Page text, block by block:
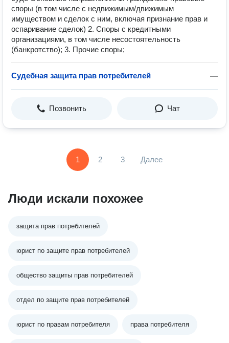
споры (в том числе с недвижимым/движимым
имуществом и сделок с ним, включая признание прав и
оспаривание сделок) 2. Споры с кредитными
организациями, в том числе несостоятельность
(банкротство); 3. Прочие споры;
Судебная защита прав потребителей —
Позвонить Чат
1 2 3 Далее
Люди искали похожее
защита прав потребителей
юрист по защите прав потребителей
общество защиты прав потребителей
отдел по защите прав потребителей
юрист по правам потребителя права потребителя